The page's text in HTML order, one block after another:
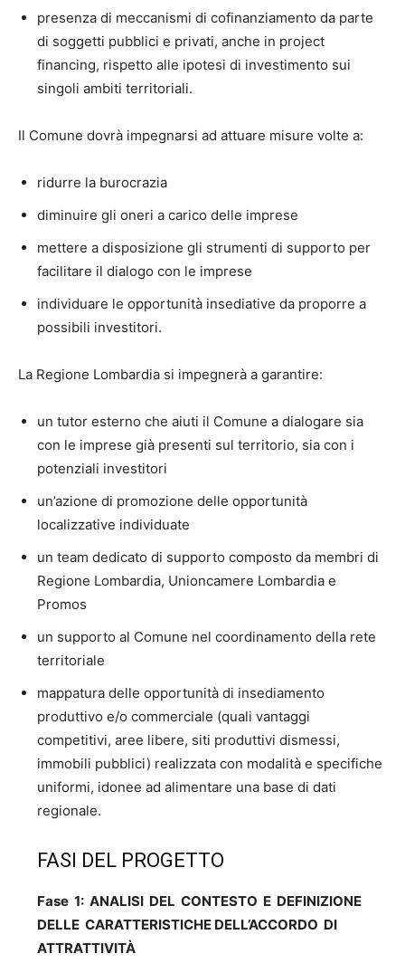
presenza di meccanismi di cofinanziamento da parte
di soggetti pubblici e privati, anche in project
financing, rispetto alle ipotesi di investimento sui
singoli ambiti territoriali.
Il Comune dovrà impegnarsi ad attuare misure volte a:
ridurre la burocrazia
diminuire gli oneri a carico delle imprese
mettere a disposizione gli strumenti di supporto per
facilitare il dialogo con le imprese
individuare le opportunità insediative da proporre a
possibili investitori.
La Regione Lombardia si impegnerà a garantire:
un tutor esterno che aiuti il Comune a dialogare sia
con le imprese già presenti sul territorio, sia con i
potenziali investitori
un’azione di promozione delle opportunità
localizzative individuate
un team dedicato di supporto composto da membri di
Regione Lombardia, Unioncamere Lombardia e
Promos
un supporto al Comune nel coordinamento della rete
territoriale
mappatura delle opportunità di insediamento
produttivo e/o commerciale (quali vantaggi
competitivi, aree libere, siti produttivi dismessi,
immobili pubblici) realizzata con modalità e specifiche
uniformi, idonee ad alimentare una base di dati
regionale.
FASI DEL PROGETTO
Fase 1: ANALISI DEL CONTESTO E DEFINIZIONE
DELLE CARATTERISTICHE DELL’ACCORDO DI
ATTRATTIVITÀ